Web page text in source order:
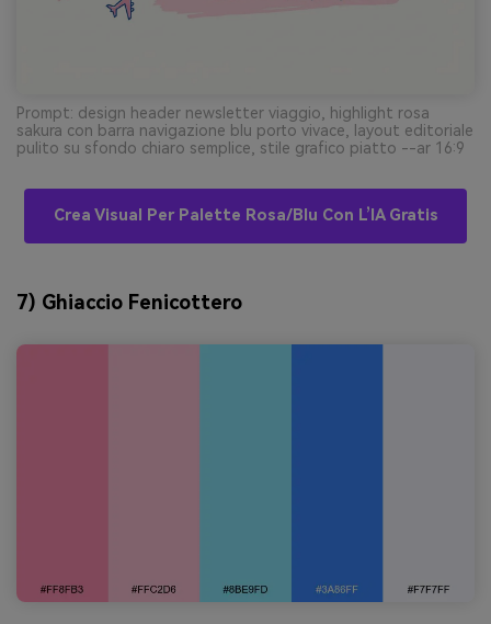
Prompt: design header newsletter viaggio, highlight rosa
sakura con barra navigazione blu porto vivace, layout editoriale
pulito su sfondo chiaro semplice, stile grafico piatto --ar 16:9
Crea Visual Per Palette Rosa/blu Con L’IA Gratis
7) Ghiaccio Fenicottero